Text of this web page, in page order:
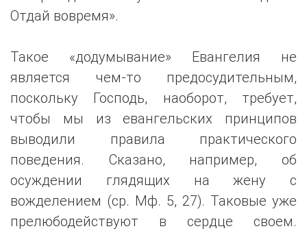
Отдай вовремя».
Такое «додумывание» Евангелия не
является чем-то предосудительным,
поскольку Господь, наоборот, требует,
чтобы мы из евангельских принципов
выводили правила практического
поведения. Сказано, например, об
осуждении глядящих на жену с
вожделением (ср. Мф. 5, 27). Таковые уже
прелюбодействуют в сердце своем.